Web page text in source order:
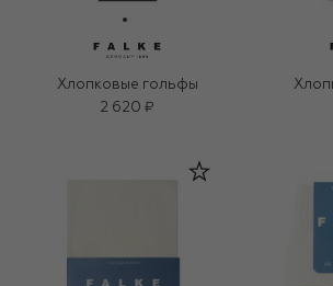
Хлопковые гольфы
2 620 ₽